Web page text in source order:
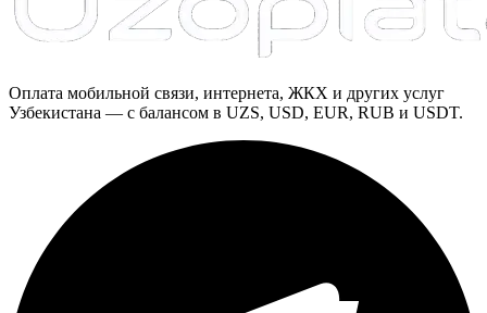
Оплата мобильной связи, интернета, ЖКХ и других услуг
Узбекистана — с балансом в UZS, USD, EUR, RUB и USDT.